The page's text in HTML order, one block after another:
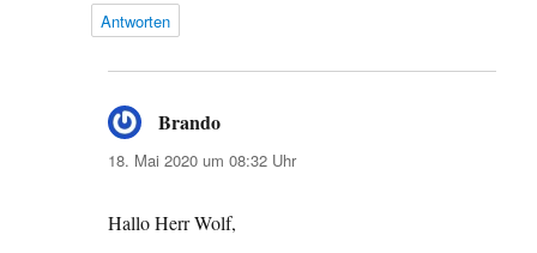
Antworten
Brando
18. Mai 2020 um 08:32 Uhr
Hallo Herr Wolf,